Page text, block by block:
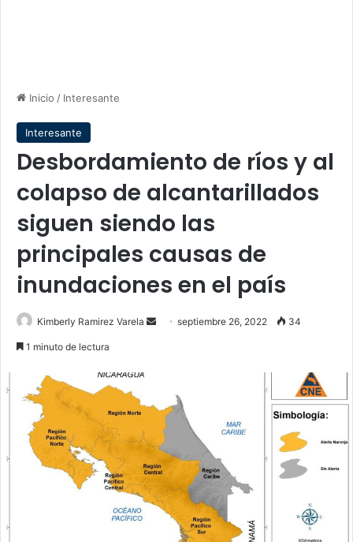
Inicio / Interesante
Interesante
Desbordamiento de ríos y al
colapso de alcantarillados
siguen siendo las
principales causas de
inundaciones en el país
Kimberly Ramirez Varela
Sendseptiembre 26, 2022 34
1 minuto de lectura